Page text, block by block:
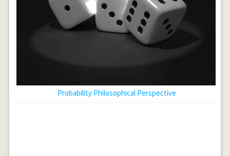
Probability Philosophical Perspective